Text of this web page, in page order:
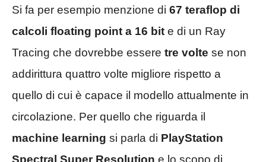
Si fa per esempio menzione di 67 teraflop di
calcoli floating point a 16 bit e di un Ray
Tracing che dovrebbe essere tre volte se non
addirittura quattro volte migliore rispetto a
quello di cui è capace il modello attualmente in
circolazione. Per quello che riguarda il
machine learning si parla di PlayStation
Spectral Super Resolution e lo scopo di